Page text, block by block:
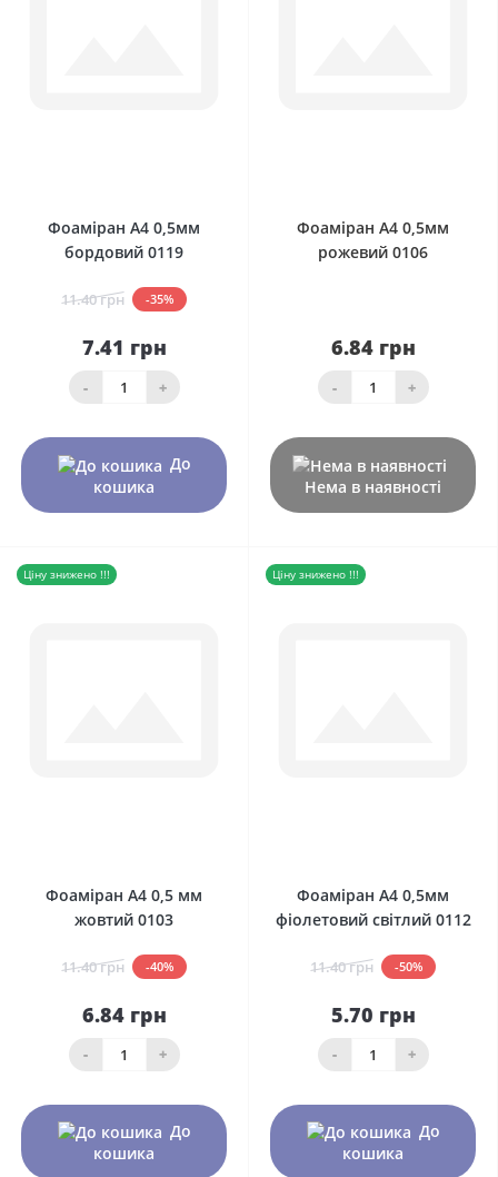
Фоаміран А4 0,5мм
бордовий 0119
11.40 грн -35%
7.41 грн
- +
До
кошика
Фоаміран А4 0,5мм
рожевий 0106
6.84 грн
- +
Нема в наявності
Ціну знижено !!!
Фоаміран А4 0,5 мм
жовтий 0103
11.40 грн -40%
6.84 грн
- +
До
кошика
Ціну знижено !!!
Фоаміран А4 0,5мм
фіолетовий світлий 0112
11.40 грн -50%
5.70 грн
- +
До
кошика